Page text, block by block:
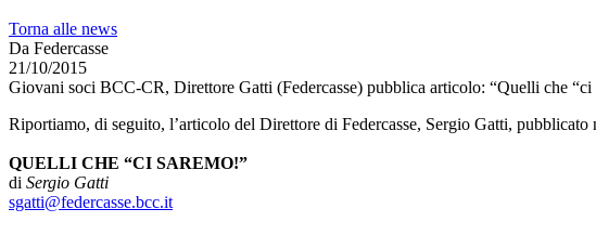
Torna alle news
Da Federcasse
21/10/2015
Giovani soci BCC-CR, Direttore Gatti (Federcasse) pubblica articolo: “Quelli che “ci
Riportiamo, di seguito, l’articolo del Direttore di Federcasse, Sergio Gatti, pubblicato
QUELLI CHE “CI SAREMO!”
di Sergio Gatti
sgatti@federcasse.bcc.it